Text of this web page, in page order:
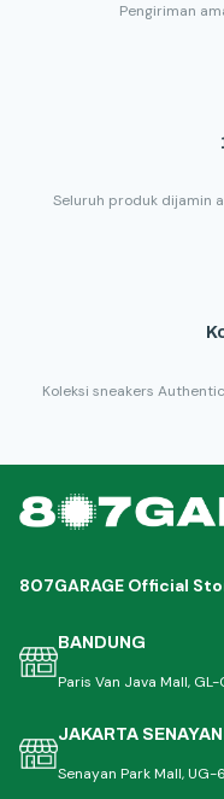
Pengiriman
Seluruh produk dijamin
Koleksi sneakers
807GARAGE Official
BANDUNG
Paris Van Java Mall, GL-
JAKARTA SENAYAN
Senayan Park Mall, UG-